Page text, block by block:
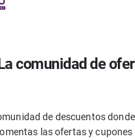
comunidad de
de descuentos
las ofertas y cupones